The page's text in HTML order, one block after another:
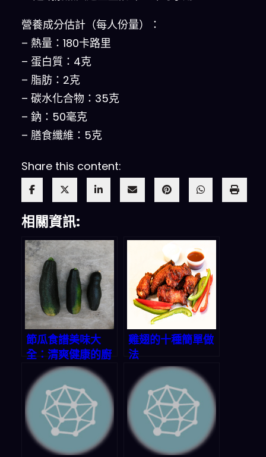
營養成分估計（每人份量）：
– 熱量：180卡路里
– 蛋白質：4克
– 脂肪：2克
– 碳水化合物：35克
– 鈉：50毫克
– 膳食纖維：5克
Share this content:
相關資訊:
節瓜食譜美味大
全：清爽健康的廚
房寶藏
雞翅的十種簡單做
法